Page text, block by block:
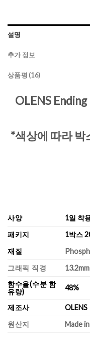
설명
추가 정보
상품평 (16)
OLENS
*색상에 따라 박
사양
1일 착
패키지
1박스
재질
그래픽 직경
13.2mm
함수율(수분 함
유량)
48%
제조사
OLENS
원산지
Made